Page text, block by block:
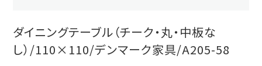
ダイニングテーブル（チーク・丸・中板な
し）/110×110/デンマーク家具/A205-58